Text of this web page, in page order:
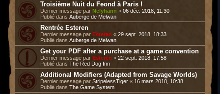
Troisième Nuit du Feond à Paris !
Dernier message par Nelyhann « 06 déc. 2018, 11:30
Publié dans Auberge de Melwan
Rentrée Esteren
Dernier message par Esteren « 29 sept. 2018, 18:33
Publié dans Auberge de Melwan
Get your PDF after a purchase at a game convention
Dernier message par Esteren « 22 sept. 2018, 17:58
Publié dans The Red Dog Inn
Additional Modifiers (Adapted from Savage Worlds)
Dernier message par StripelessTiger « 16 mars 2018, 10:38
Publié dans The Game System